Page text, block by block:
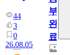
44
3
0
26.08.05
부
완
료